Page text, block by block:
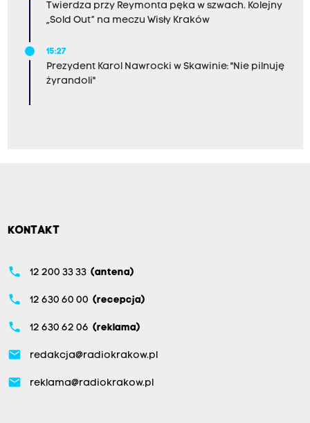
Twierdza przy Reymonta pęka w szwach. Kolejny
„Sold Out” na meczu Wisły Kraków
15:27
Prezydent Karol Nawrocki w Skawinie: "Nie pilnuję
żyrandoli"
KONTAKT
phone 12 200 33 33 (antena)
phone 12 630 60 00 (recepcja)
phone 12 630 62 06 (reklama)
email redakcja@radiokrakow.pl
email reklama@radiokrakow.pl